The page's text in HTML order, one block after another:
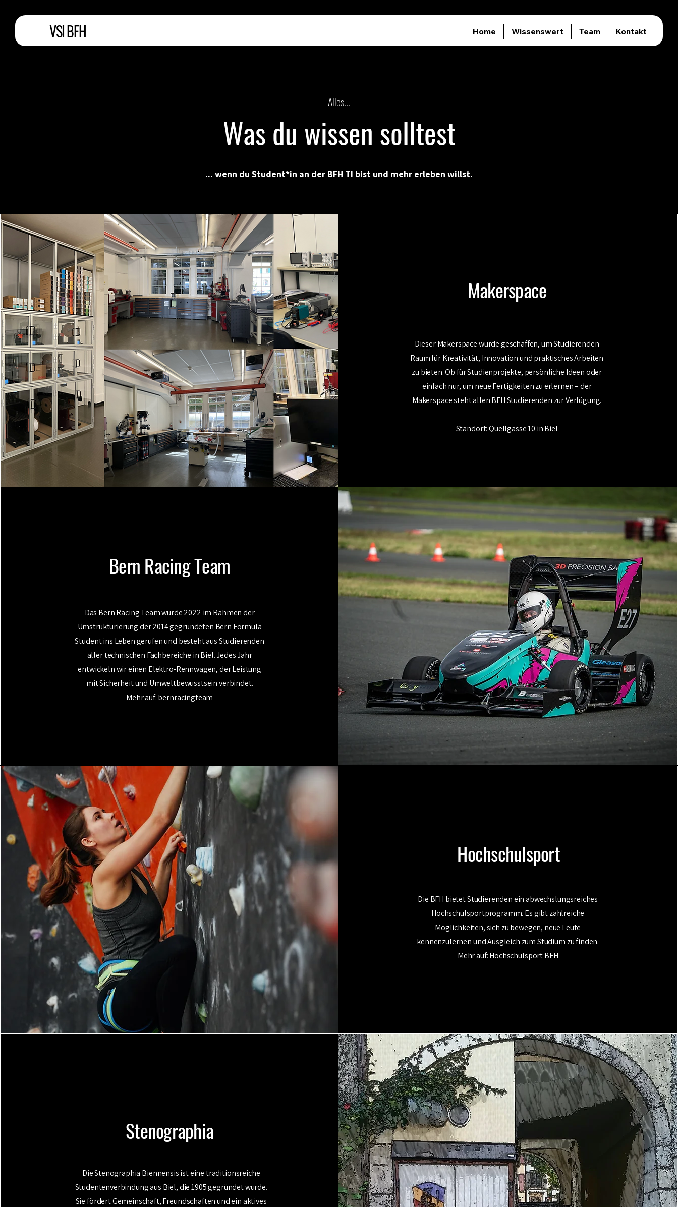
VSI BFH Home Wissenswert Team Kontakt
Alles...
Was du wissen solltest
... wenn du Student*in an der BFH TI bist und mehr erleben willst.
Makerspace
Dieser Makerspace wurde geschaffen, um Studierenden
Raum für Kreativität, Innovation und praktisches Arbeiten
zu bieten. Ob für Studienprojekte, persönliche Ideen oder
einfach nur, um neue Fertigkeiten zu erlernen – der
Makerspace steht allen BFH Studierenden zur Verfügung.
Standort: Quellgasse 10 in Biel
Bern Racing Team
Das Bern Racing Team wurde 2022 im Rahmen der
Umstrukturierung der 2014 gegründeten Bern Formula
Student ins Leben gerufen und besteht aus Studierenden
aller technischen Fachbereiche in Biel. Jedes Jahr
entwickeln wir einen Elektro-Rennwagen, der Leistung
mit Sicherheit und Umweltbewusstsein verbindet.
Mehr auf:bernracingteam
Hochschulsport
Die BFH bietet Studierenden ein abwechslungsreiches
Hochschulsportprogramm. Es gibt zahlreiche
Möglichkeiten, sich zu bewegen, neue Leute
kennenzulernen und Ausgleich zum Studium zu finden.
Mehr auf:Hochschulsport BFH
Stenographia
Die Stenographia Biennensis ist eine traditionsreiche
Studentenverbindung aus Biel, die 1905 gegründet wurde.
Sie fördert Gemeinschaft, Freundschaften und ein aktives